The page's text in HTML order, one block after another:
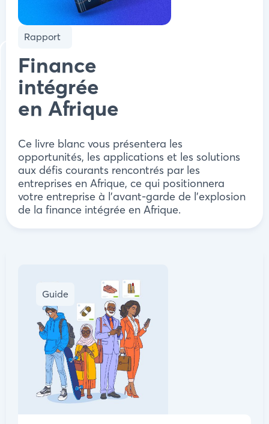
Rapport
Finance
intégrée
en Afrique
Ce livre blanc vous présentera les
opportunités, les applications et les solutions
aux défis courants rencontrés par les
entreprises en Afrique, ce qui positionnera
votre entreprise à l'avant-garde de l'explosion
de la finance intégrée en Afrique.
Guide